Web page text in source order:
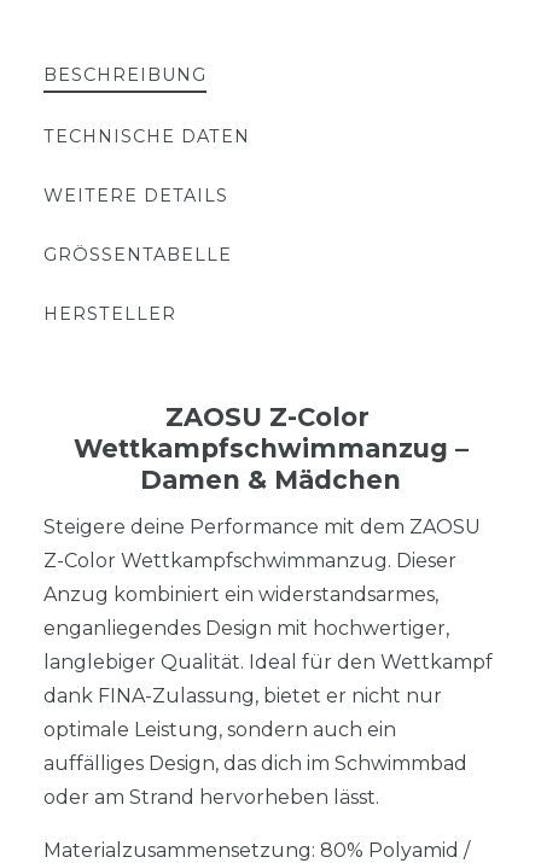
BESCHREIBUNG
TECHNISCHE DATEN
WEITERE DETAILS
GRÖSSENTABELLE
HERSTELLER
ZAOSU Z-Color
Wettkampfschwimmanzug –
Damen & Mädchen
Steigere deine Performance mit dem ZAOSU
Z-Color Wettkampfschwimmanzug. Dieser
Anzug kombiniert ein widerstandsarmes,
enganliegendes Design mit hochwertiger,
langlebiger Qualität. Ideal für den Wettkampf
dank FINA-Zulassung, bietet er nicht nur
optimale Leistung, sondern auch ein
auffälliges Design, das dich im Schwimmbad
oder am Strand hervorheben lässt.
Materialzusammensetzung: 80% Polyamid /